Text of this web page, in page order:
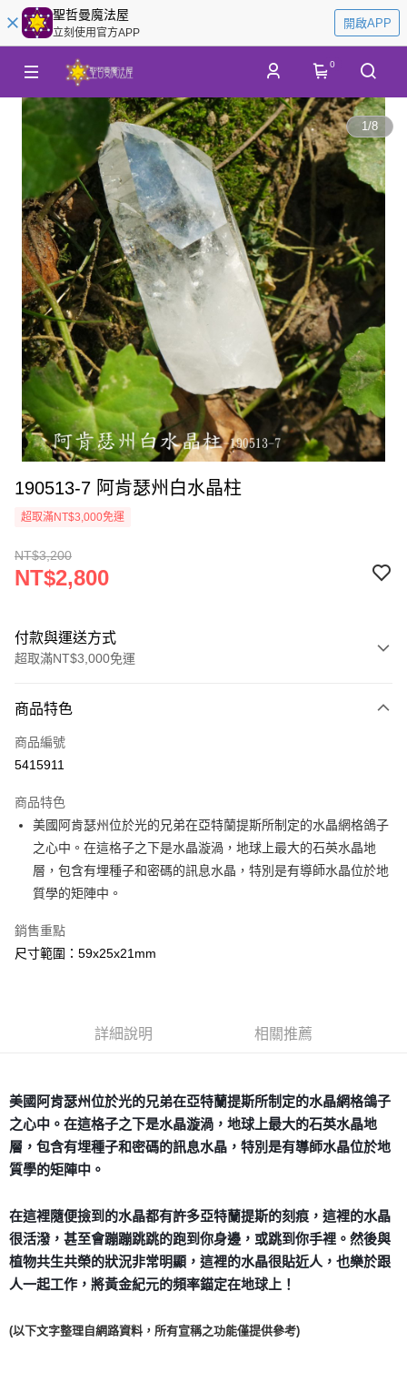
聖哲曼魔法屋
立刻使用官方APP
開啟APP
0
1/8
190513-7 阿肯瑟州白水晶柱
超取滿NT$3,000免運
NT$3,200
NT$2,800
付款與運送方式
超取滿NT$3,000免運
信用卡一次付款
超商取貨付款
Apple Pay
街口支付
悠遊付
ATM付款
賣家宅配幫您送（台灣）
每筆NT$80，滿NT$3,000(含以上)免運費
郵局幫你送（離島）
付款後門市自取
免運費
商品特色
商品編號
5415911
商品特色
美國阿肯瑟州位於光的兄弟在亞特蘭提斯所制定的水晶網格鴿子
之心中。在這格子之下是水晶漩渦，地球上最大的石英水晶地
層，包含有埋種子和密碼的訊息水晶，特別是有導師水晶位於地
質學的矩陣中。
銷售重點
尺寸範圍：59x25x21mm
詳細說明 相關推薦
美國阿肯瑟州位於光的兄弟在亞特蘭提斯所制定的水晶網格鴿子
之心中。在這格子之下是水晶漩渦，地球上最大的石英水晶地
層，包含有埋種子和密碼的訊息水晶，特別是有導師水晶位於地
質學的矩陣中。
在這裡隨便撿到的水晶都有許多亞特蘭提斯的刻痕，這裡的水晶
很活潑，甚至會蹦蹦跳跳的跑到你身邊，或跳到你手裡。然後與
植物共生共榮的狀況非常明顯，這裡的水晶很貼近人，也樂於跟
人一起工作，將黃金紀元的頻率錨定在地球上！
(以下文字整理自網路資料，所有宣稱之功能僅提供參考)